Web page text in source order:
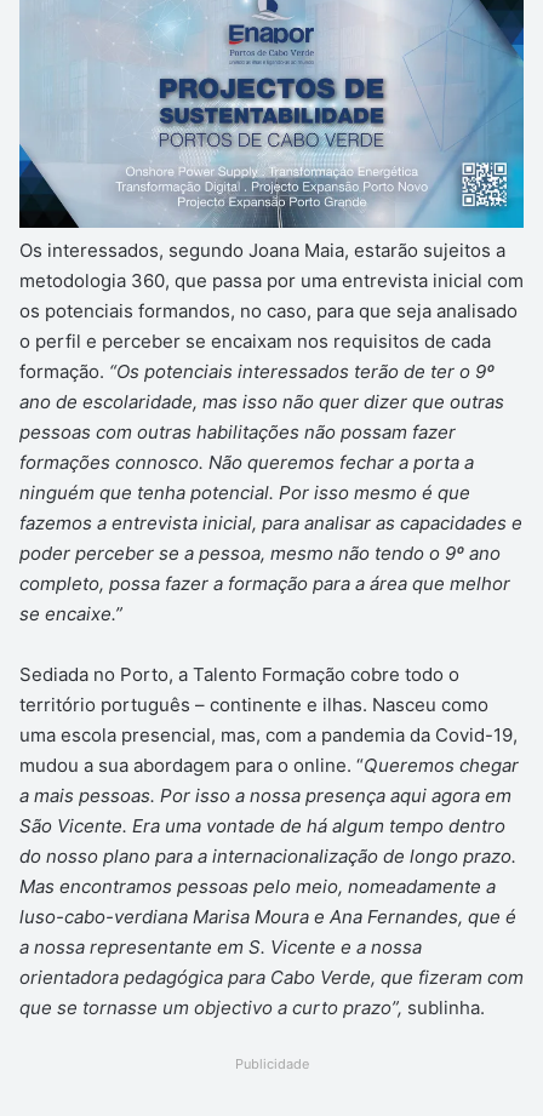
Os interessados, segundo Joana Maia, estarão sujeitos a
metodologia 360, que passa por uma entrevista inicial com
os potenciais formandos, no caso, para que seja analisado
o perfil e perceber se encaixam nos requisitos de cada
formação. “Os potenciais interessados terão de ter o 9º
ano de escolaridade, mas isso não quer dizer que outras
pessoas com outras habilitações não possam fazer
formações connosco. Não queremos fechar a porta a
ninguém que tenha potencial. Por isso mesmo é que
fazemos a entrevista inicial, para analisar as capacidades e
poder perceber se a pessoa, mesmo não tendo o 9º ano
completo, possa fazer a formação para a área que melhor
se encaixe.”
Sediada no Porto, a Talento Formação cobre todo o
território português – continente e ilhas. Nasceu como
uma escola presencial, mas, com a pandemia da Covid-19,
mudou a sua abordagem para o online. “Queremos chegar
a mais pessoas. Por isso a nossa presença aqui agora em
São Vicente. Era uma vontade de há algum tempo dentro
do nosso plano para a internacionalização de longo prazo.
Mas encontramos pessoas pelo meio, nomeadamente a
luso-cabo-verdiana Marisa Moura e Ana Fernandes, que é
a nossa representante em S. Vicente e a nossa
orientadora pedagógica para Cabo Verde, que fizeram com
que se tornasse um objectivo a curto prazo”, sublinha.
Publicidade